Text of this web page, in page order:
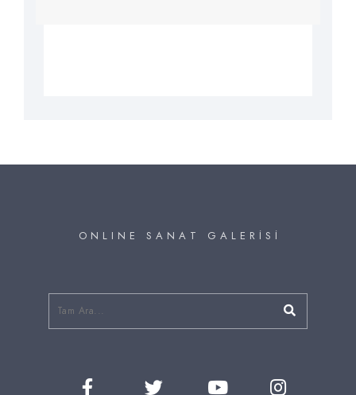
O N L I N E S A N A T G A L E R İ S İ